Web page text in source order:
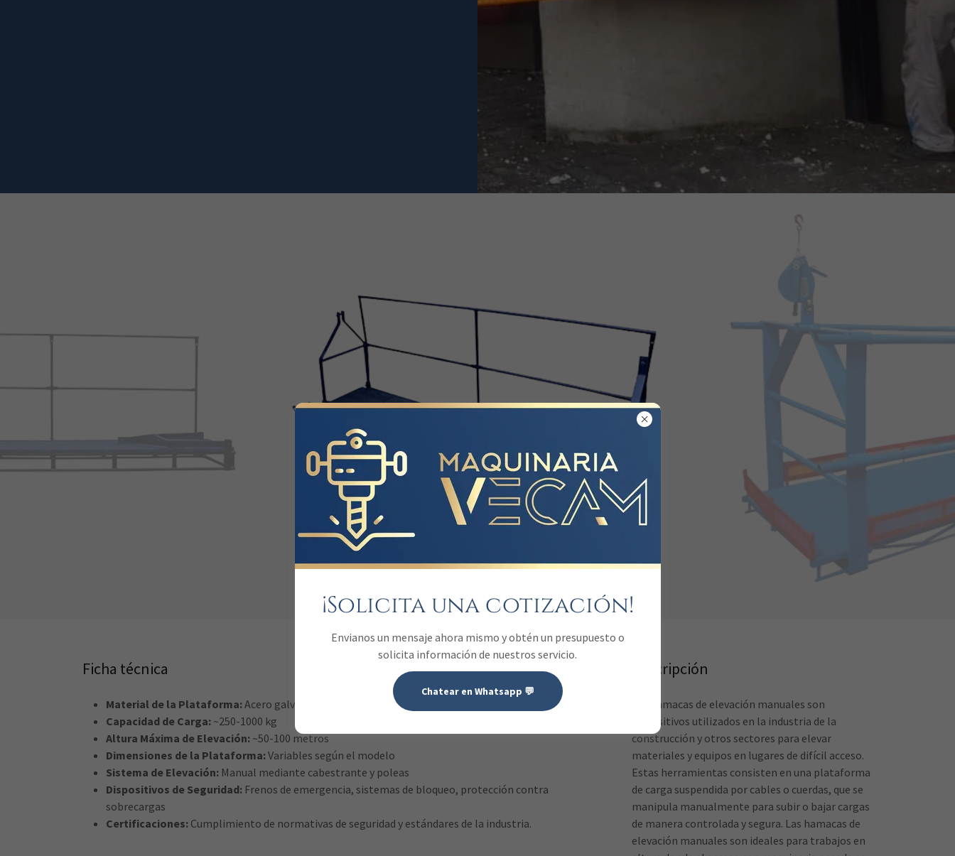
Ficha técnica
Material de la Plataforma:Acero galvanizado o aluminio
Capacidad de Carga:~250-1000 kg
Altura Máxima de Elevación:~50-100 metros
Dimensiones de la Plataforma:Variables según el modelo
Sistema de Elevación:Manual mediante cabestrante y poleas
Dispositivos de Seguridad:Frenos de emergencia, sistemas de bloqueo, protección contra
sobrecargas
Certificaciones:Cumplimiento de normativas de seguridad y estándares de la industria.
Descripción
Las hamacas de elevación manuales son
dispositivos utilizados en la industria de la
construcción y otros sectores para elevar
materiales y equipos en lugares de difícil acceso.
Estas herramientas consisten en una plataforma
de carga suspendida por cables o cuerdas, que se
manipula manualmente para subir o bajar cargas
de manera controlada y segura. Las hamacas de
elevación manuales son ideales para trabajos en
¡Solicita una cotización!
Envianos un mensaje ahora mismo y obtén un presupuesto o
solicita información de nuestros servicio.
Chatear en Whatsapp 💬